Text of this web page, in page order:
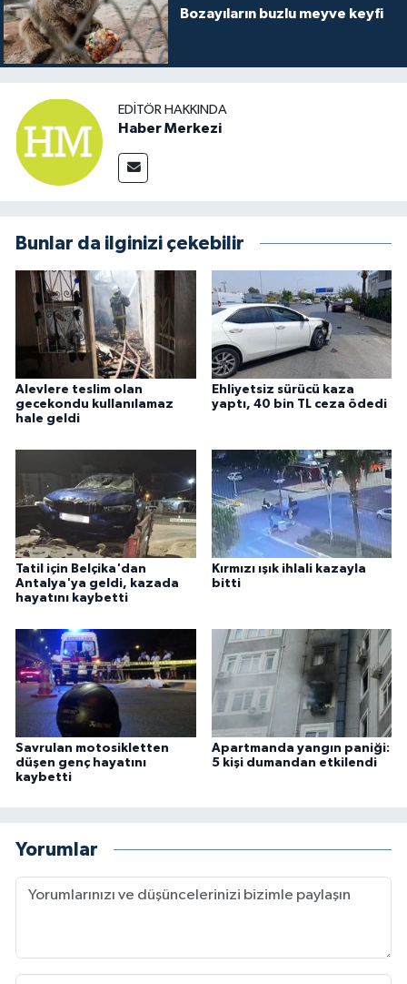
Bozayıların buzlu meyve keyfi
EDITÖR HAKKINDA
Haber Merkezi
Bunlar da ilginizi çekebilir
Alevlere teslim olan
gecekondu kullanılamaz
hale geldi
Ehliyetsiz sürücü kaza
yaptı, 40 bin TL ceza ödedi
Tatil için Belçika'dan
Antalya'ya geldi, kazada
hayatını kaybetti
Kırmızı ışık ihlali kazayla
bitti
Savrulan motosikletten
düşen genç hayatını
kaybetti
Apartmanda yangın paniği:
5 kişi dumandan etkilendi
Yorumlar